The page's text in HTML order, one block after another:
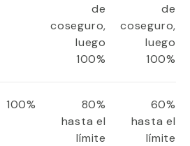
de
coseguro,
luego
100%
de
coseguro,
luego
100%
100%
80%
hasta el
límite
60%
hasta el
límite